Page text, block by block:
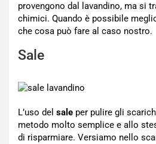
provengono dal lavandino, ma si
chimici. Quando è possibile
che cosa può fare al caso nostro.
Sale
L’uso del sale per pulire gli
metodo molto semplice e allo
di risparmiare. Versiamo nello